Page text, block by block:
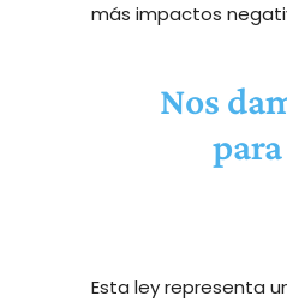
más impactos
Nos
Esta ley representa